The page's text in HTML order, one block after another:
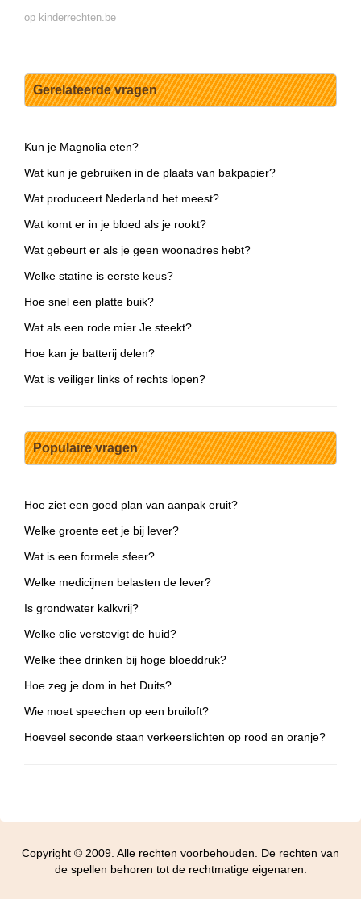
op kinderrechten.be
Gerelateerde vragen
Kun je Magnolia eten?
Wat kun je gebruiken in de plaats van bakpapier?
Wat produceert Nederland het meest?
Wat komt er in je bloed als je rookt?
Wat gebeurt er als je geen woonadres hebt?
Welke statine is eerste keus?
Hoe snel een platte buik?
Wat als een rode mier Je steekt?
Hoe kan je batterij delen?
Wat is veiliger links of rechts lopen?
Populaire vragen
Hoe ziet een goed plan van aanpak eruit?
Welke groente eet je bij lever?
Wat is een formele sfeer?
Welke medicijnen belasten de lever?
Is grondwater kalkvrij?
Welke olie verstevigt de huid?
Welke thee drinken bij hoge bloeddruk?
Hoe zeg je dom in het Duits?
Wie moet speechen op een bruiloft?
Hoeveel seconde staan verkeerslichten op rood en oranje?
Copyright © 2009. Alle rechten voorbehouden. De rechten van
de spellen behoren tot de rechtmatige eigenaren.